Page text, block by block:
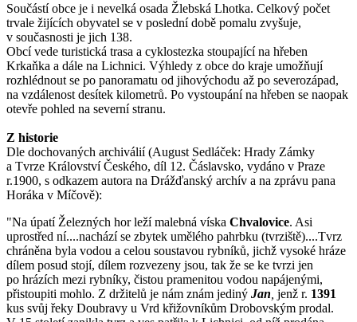
Součástí obce je i nevelká osada Žlebská Lhotka. Celkový počet
trvale žijících obyvatel se v poslední době pomalu zvyšuje,
v současnosti je jich 138.
Obcí vede turistická trasa a cyklostezka stoupající na hřeben
Krkaňka a dále na Lichnici. Výhledy z obce do kraje umožňují
rozhlédnout se po panoramatu od jihovýchodu až po severozápad,
na vzdálenost desítek kilometrů. Po vystoupání na hřeben se naopak
otevře pohled na severní stranu.
Z historie
Dle dochovaných archiválií (August Sedláček: Hrady Zámky
a Tvrze Království Českého, díl 12. Čáslavsko, vydáno v Praze
r.1900, s odkazem autora na Drážďanský archív a na zprávu pana
Horáka v Míčově):
"Na úpatí Železných hor leží malebná víska Chvalovice. Asi
uprostřed ní....nachází se zbytek umělého pahrbku (tvrziště)....Tvrz
chráněna byla vodou a celou soustavou rybníků, jichž vysoké hráze
dílem posud stojí, dílem rozvezeny jsou, tak že se ke tvrzi jen
po hrázích mezi rybníky, čistou pramenitou vodou napájenými,
přistoupiti mohlo. Z držitelů je nám znám jediný Jan jenž r. 1391
kus svůj řeky Doubravy u Vrd křižovníkům Drobovským prodal.